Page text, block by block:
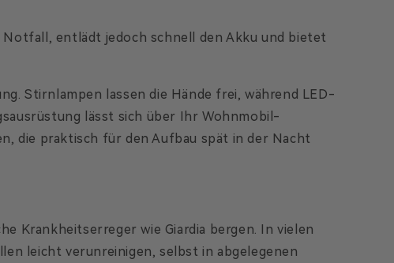
entlädt jedoch schnell den Akku und bietet
Stirnlampen lassen die Hände frei, während LED-
lässt sich über Ihr Wohnmobil-
die praktisch für den Aufbau spät in der Nacht
Krankheitserreger wie Giardia bergen. In vielen
leicht verunreinigen, selbst in abgelegenen